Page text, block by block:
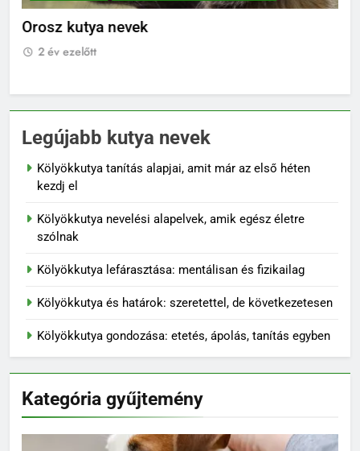
Orosz kutya nevek
2 év ezelőtt
Legújabb kutya nevek
Kölyökkutya tanítás alapjai, amit már az első héten
kezdj el
Kölyökkutya nevelési alapelvek, amik egész életre
szólnak
Kölyökkutya lefárasztása: mentálisan és fizikailag
Kölyökkutya és határok: szeretettel, de következetesen
Kölyökkutya gondozása: etetés, ápolás, tanítás egyben
Kategória gyűjtemény